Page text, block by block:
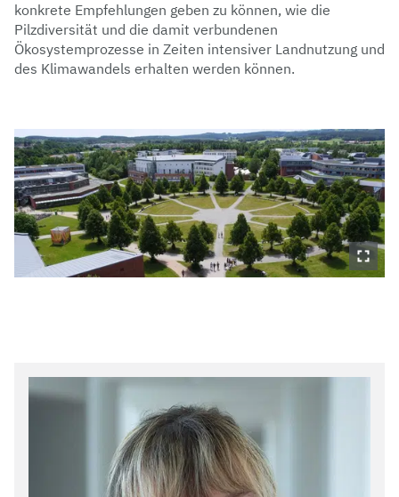
konkrete Empfehlungen geben zu können, wie die
Pilzdiversität und die damit verbundenen
Ökosystemprozesse in Zeiten intensiver Landnutzung und
des Klimawandels erhalten werden können.